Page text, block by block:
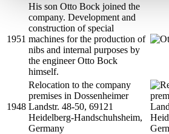
1951
His son Otto Bock joined the
company. Development and
construction of special
machines for the production of
nibs and internal purposes by
the engineer Otto Bock
himself.
1948
Relocation to the company
premises in Dossenheimer
Landstr. 48-50, 69121
Heidelberg-Handschuhsheim,
Germany